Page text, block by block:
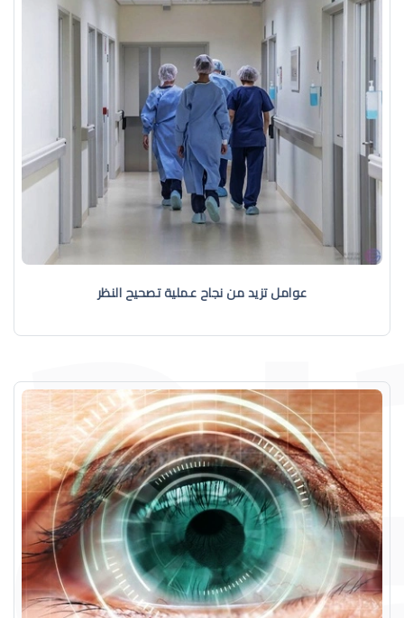
عوامل تزيد من نجاح عملية تصحيح النظر